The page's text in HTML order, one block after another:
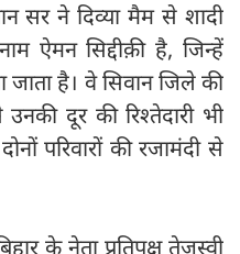
ने दिव्या मैम से शादी
ऐमन सिद्दीक़ी है, जिन्हें
है। वे सिवान जिले की
दूर की रिश्तेदारी भी
परिवारों की रजामंदी से
के नेता प्रतिपक्ष तेजस्वी